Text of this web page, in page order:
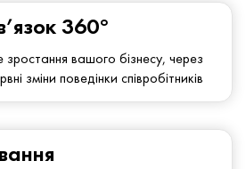
360°
зростання вашого бізнесу, через
зміни поведінки співробітників